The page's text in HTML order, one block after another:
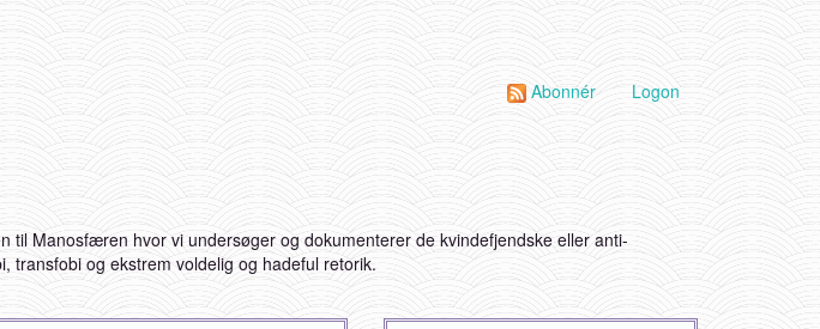
Abonnér Logon
til Manosfæren hvor vi undersøger og dokumenterer de kvindefjendske eller anti-
transfobi og ekstrem voldelig og hadeful retorik.